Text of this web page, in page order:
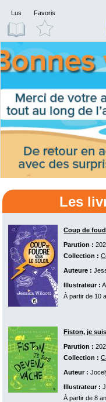
Lus Favoris
Les
Coup de
Parution :
Collection :
Auteure :
Illustrateur :
À partir de 10
Fiston, je
Parution :
Collection :
Auteur :
Illustrateur :
À partir de 8